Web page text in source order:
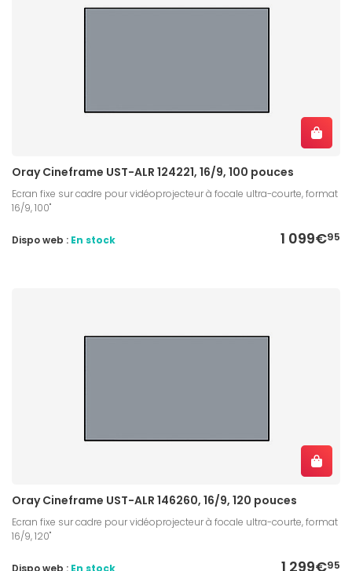
Oray Cineframe UST-ALR 124221, 16/9, 100 pouces
Ecran fixe sur cadre pour vidéoprojecteur à focale ultra-courte, format
16/9, 100"
1 099€95
Dispo web : En stock
Oray Cineframe UST-ALR 146260, 16/9, 120 pouces
Ecran fixe sur cadre pour vidéoprojecteur à focale ultra-courte, format
16/9, 120"
1 299€95
Dispo web : En stock